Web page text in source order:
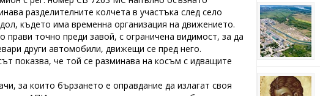
разделителните колчета в участъка след село
където има временна организация на движението.
прави точно преди завой, с ограничена видимост, за да
други автомобили, движещи се пред него.
показва, че той се разминава на косъм с идващите
за които бързането е оправдание да излагат своя